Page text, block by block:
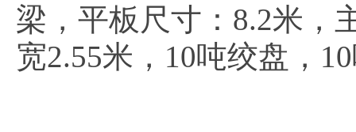
梁，平板尺寸：8.2米，
宽2.55米，10吨绞盘，